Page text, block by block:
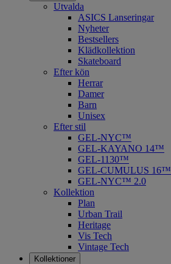
Utvalda
ASICS Lanseringar
Nyheter
Bestsellers
Klädkollektion
Skateboard
Efter kön
Herrar
Damer
Barn
Unisex
Efter stil
GEL-NYC™
GEL-KAYANO 14™
GEL-1130™
GEL-CUMULUS 16™
GEL-NYC™ 2.0
Kollektion
Plan
Urban Trail
Heritage
Vis Tech
Vintage Tech
Kollektioner